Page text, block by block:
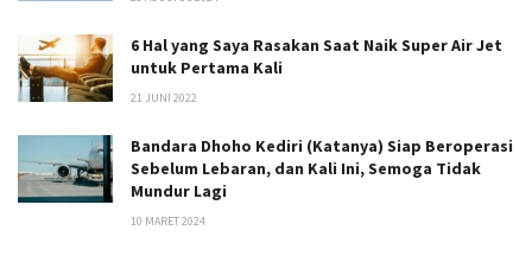
6 Hal yang Saya Rasakan Saat Naik Super Air Jet
untuk Pertama Kali
21 JUNI 2022
Bandara Dhoho Kediri (Katanya) Siap Beroperasi
Sebelum Lebaran, dan Kali Ini, Semoga Tidak
Mundur Lagi
10 MARET 2024